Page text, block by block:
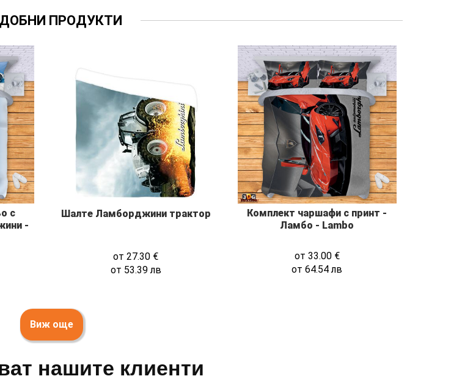
ПРОДУКТИ
с
-
Шалте Ламборджини трактор
от27.30 €
от 53.39лв
Комплект чаршафи с принт -
Ламбо - Lambo
от 33.00 €
от64.54лв
Виж още
нашите клиенти